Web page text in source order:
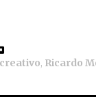
, Ricardo